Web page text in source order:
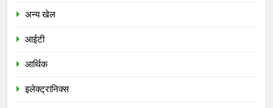
अन्य खेल
आईटी
आर्थिक
इलेक्ट्रानिक्स